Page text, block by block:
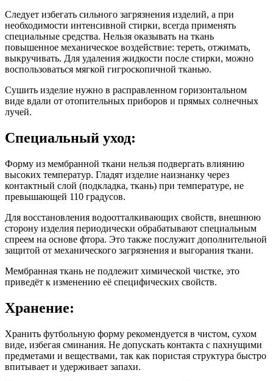
Следует избегать сильного загрязнения изделий, а при
необходимости интенсивной стирки, всегда применять
специальные средства. Нельзя оказывать на ткань
повышенное механическое воздействие: тереть, отжимать,
выкручивать. Для удаления жидкости после стирки, можно
воспользоваться мягкой гигроскопичной тканью.
Сушить изделие нужно в расправленном горизонтальном
виде вдали от отопительных приборов и прямых солнечных
лучей.
Специальный уход:
Форму из мембранной ткани нельзя подвергать влиянию
высоких температур. Гладят изделие наизнанку через
контактный слой (подкладка, ткань) при температуре, не
превышающей 110 градусов.
Для восстановления водоотталкивающих свойств, внешнюю
сторону изделия периодически обрабатывают специальным
спреем на основе фтора. Это также послужит дополнительной
защитой от механического загрязнения и выгорания ткани.
Мембранная ткань не подлежит химической чистке, это
приведёт к изменению её специфических свойств.
Хранение:
Хранить футбольную форму рекомендуется в чистом, сухом
виде, избегая сминания. Не допускать контакта с пахнущими
предметами и веществами, так как пористая структура быстро
впитывает и удерживает запахи.